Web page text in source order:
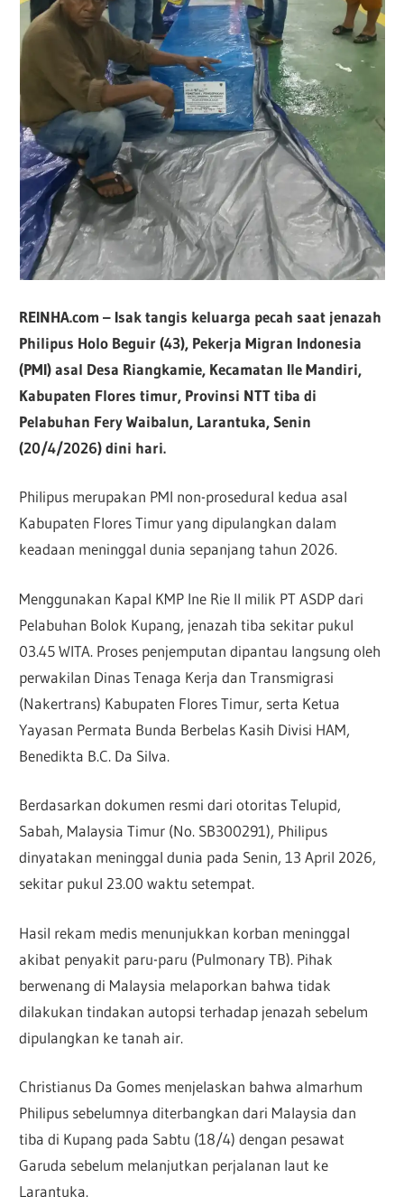
REINHA.com – Isak tangis keluarga pecah saat jenazah
Philipus Holo Beguir (43), Pekerja Migran Indonesia
(PMI) asal Desa Riangkamie, Kecamatan Ile Mandiri,
Kabupaten Flores timur, Provinsi NTT tiba di
Pelabuhan Fery Waibalun, Larantuka, Senin
(20/4/2026) dini hari.
Philipus merupakan PMI non-prosedural kedua asal
Kabupaten Flores Timur yang dipulangkan dalam
keadaan meninggal dunia sepanjang tahun 2026.
Menggunakan Kapal KMP Ine Rie II milik PT ASDP dari
Pelabuhan Bolok Kupang, jenazah tiba sekitar pukul
03.45 WITA. Proses penjemputan dipantau langsung oleh
perwakilan Dinas Tenaga Kerja dan Transmigrasi
(Nakertrans) Kabupaten Flores Timur, serta Ketua
Yayasan Permata Bunda Berbelas Kasih Divisi HAM,
Benedikta B.C. Da Silva.
Berdasarkan dokumen resmi dari otoritas Telupid,
Sabah, Malaysia Timur (No. SB300291), Philipus
dinyatakan meninggal dunia pada Senin, 13 April 2026,
sekitar pukul 23.00 waktu setempat.
Hasil rekam medis menunjukkan korban meninggal
akibat penyakit paru-paru (Pulmonary TB). Pihak
berwenang di Malaysia melaporkan bahwa tidak
dilakukan tindakan autopsi terhadap jenazah sebelum
dipulangkan ke tanah air.
Christianus Da Gomes menjelaskan bahwa almarhum
Philipus sebelumnya diterbangkan dari Malaysia dan
tiba di Kupang pada Sabtu (18/4) dengan pesawat
Garuda sebelum melanjutkan perjalanan laut ke
Larantuka.